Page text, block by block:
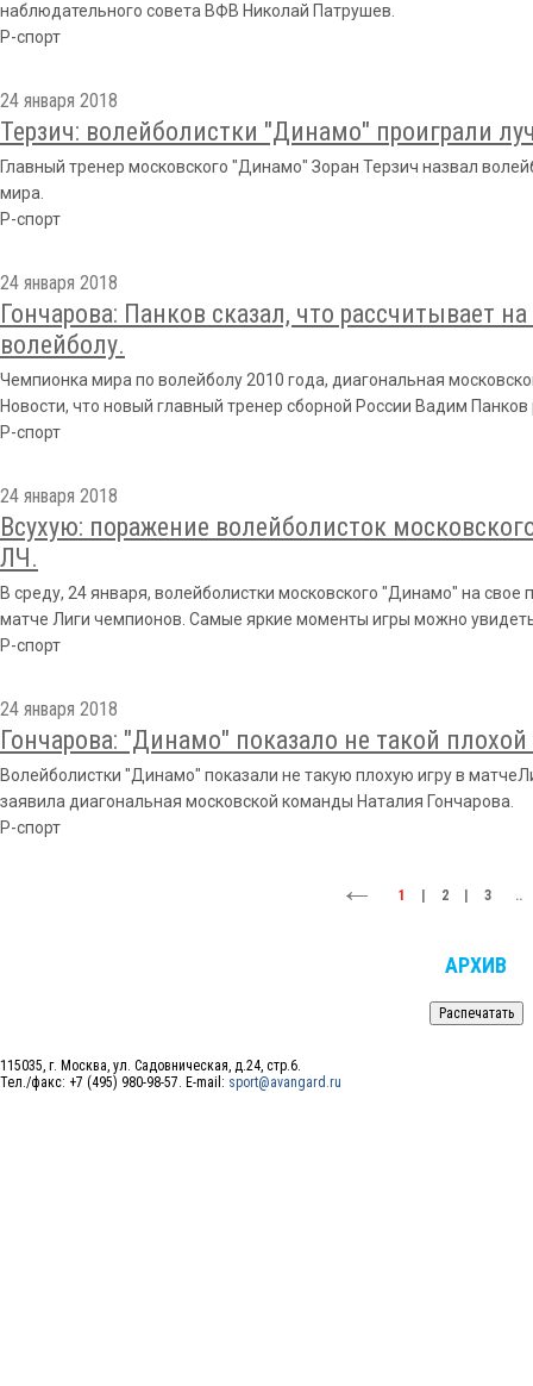
наблюдательного совета ВФВ Николай Патрушев.
Р-спорт
24 января 2018
Терзич: волейболистки "Динамо" проиграли
Главный тренер московского "Динамо" Зоран Терзич назвал
мира.
Р-спорт
24 января 2018
Гончарова: Панков сказал, что рассчитывает
волейболу.
Чемпионка мира по волейболу 2010 года, диагональная
Новости, что новый главный тренер сборной России Вадим Панков
Р-спорт
24 января 2018
Всухую: поражение волейболисток
ЛЧ.
В среду, 24 января, волейболистки московского "Динамо" на
матче Лиги чемпионов. Самые яркие моменты игры можно
Р-спорт
24 января 2018
Гончарова: "Динамо" показало не такой
Волейболистки "Динамо" показали не такую плохую игру в
заявила диагональная московской команды Наталия Гончарова.
Р-спорт
1 2 3 ..
АРХИВ
115035, г. Москва, ул. Садовническая, д.24, стр.6.
Тел./факс: +7 (495) 980-98-57. E-mail: sport@avangard.ru